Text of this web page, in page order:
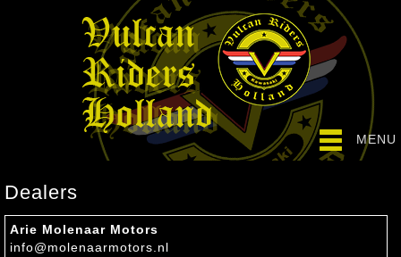
MENU
Dealers
Arie Molenaar Motors
info@molenaarmotors.nl